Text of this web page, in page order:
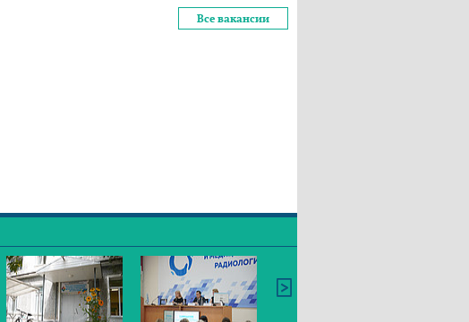
Все вакансии